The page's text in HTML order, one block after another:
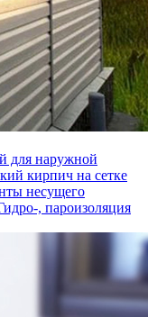
для наружной
кирпич на сетке
несущего
, пароизоляция